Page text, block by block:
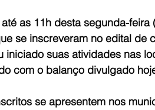
as 11h desta segunda-feira
se inscreveram no edital de
iniciado suas atividades nas
com o balanço divulgado
se apresentem nos